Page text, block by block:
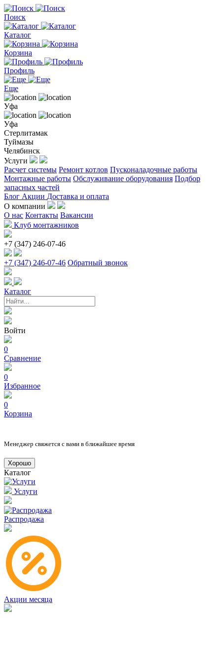
Поиск
Каталог
Корзина
Профиль
Еще
Уфа
Уфа
Стерлитамак
Туймазы
Челябинск
Услуги
Расчет системы Ремонт котлов Пусконаладочные работы
Монтажные работы Обслуживание оборудования Подбор
запасных частей
Блог Акции Доставка и оплата
О компании
О нас Контакты Вакансии
Клуб монтажников
+7 (347) 246-07-46
+7 (347) 246-07-46 Обратный звонок
Каталог
Войти
0
Сравнение
0
Избранное
0
Корзина
Менеджер свяжется с вами в ближайшее время
Хорошо
Каталог
Услуги
Распродажа
Акции месяца